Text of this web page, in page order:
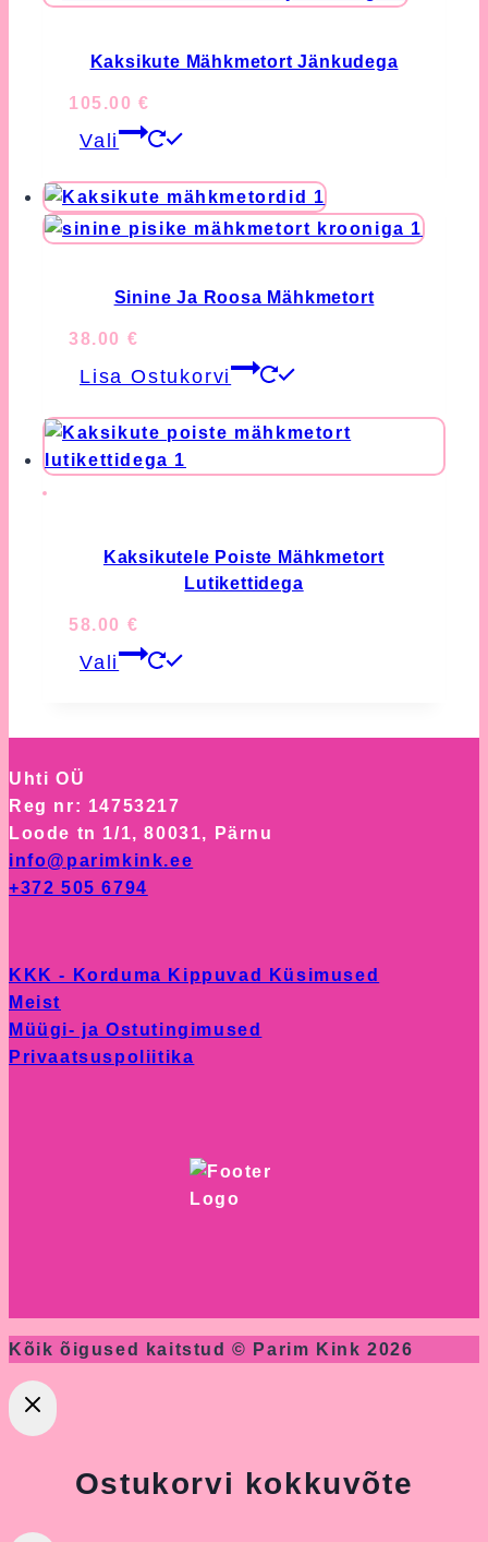
options
the
product
page
Kaksikute Mähkmetort Jänkudega
105.00€
Vali
has
multiple
variants.
options
chosen
the
Sinine Ja Roosa Mähkmetort
38.00 €
Lisa Ostukorvi
Kaksikutele Poiste Mähkmetort
Lutikettidega
58.00 €
Vali
may
be
product
Uhti OÜ
Reg nr: 14753217
Loode tn 1/1, 80031, Pärnu
info@parimkink.ee
+372 505 6794
KKK - Korduma Kippuvad Küsimused
Meist
Müügi- ja Ostutingimused
Privaatsuspoliitika
Kõik õigused kaitstud © Parim Kink 2026
Ostukorvi kokkuvõte